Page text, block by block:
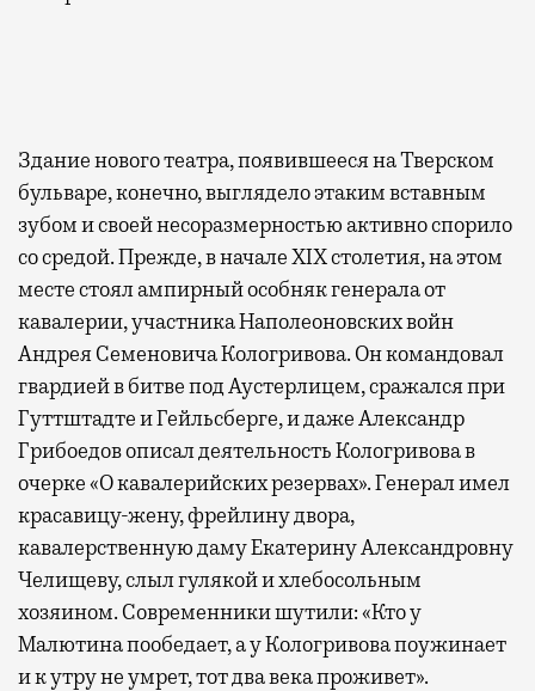
Здание нового театра, появившееся на Тверском
бульваре, конечно, выглядело этаким вставным
зубом и своей несоразмерностью активно спорило
со средой. Прежде, в начале XIX столетия, на этом
месте стоял ампирный особняк генерала от
кавалерии, участника Наполеоновских войн
Андрея Семеновича Кологривова. Он командовал
гвардией в битве под Аустерлицем, сражался при
Гуттштадте и Гейльсберге, и даже Александр
Грибоедов описал деятельность Кологривова в
очерке «О кавалерийских резервах». Генерал имел
красавицу-жену, фрейлину двора,
кавалерственную даму Екатерину Александровну
Челищеву, слыл гулякой и хлебосольным
хозяином. Современники шутили: «Кто у
Малютина пообедает, а у Кологривова поужинает
и к утру не умрет, тот два века проживет».